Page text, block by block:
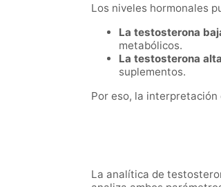
Los niveles hormonales
La testosterona
metabólicos.
La testosterona alta
suplementos.
Por eso, la
La analítica de